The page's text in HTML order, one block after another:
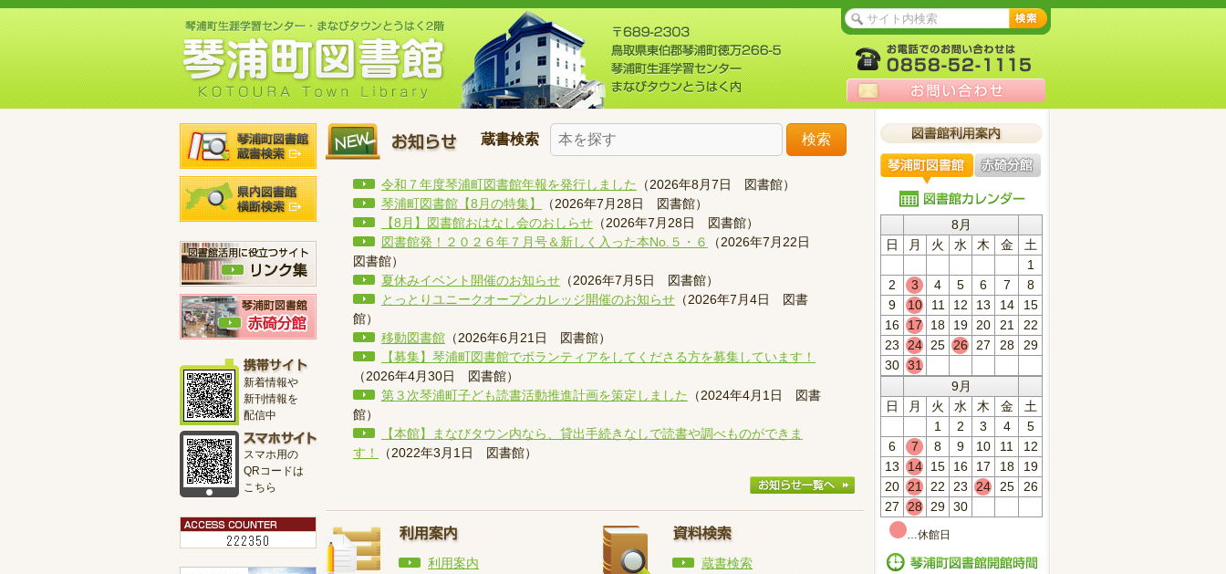
新着情報や
新刊情報を
配信中
スマホ用の
QRコードは
こちら
蔵書検索 検索
令和７年度琴浦町図書館年報を発行しました （2026年8月7日 図書館）
琴浦町図書館【8月の特集】
（2026年7月28日 図書館）
【8月】図書館おはなし会のおしらせ （2026年7月28日 図書館）
図書館発！２０２６年７月号＆新しく入った本No.５・６
（2026年7月22日
図書館）
夏休みイベント開催のお知らせ （2026年7月5日 図書館）
とっとりユニークオープンカレッジ開催のお知らせ （2026年7月4日
図書
館）
移動図書館 （2026年6月21日 図書館）
【募集】琴浦町図書館でボランティアをしてくださる方を募集しています！
（2026年4月30日 図書館）
第３次琴浦町子ども読書活動推進計画を策定しました
（2024年4月1日
図書
館）
【本館】まなびタウン内なら、貸出手続きなしで読書や調べものができま
す！
（2022年3月1日 図書館）
利用案内
蔵書検索
8月
日
月 火 水 木 金
土
1
2
3 4 5 6 7
8
9
10 11 12 13 14
15
16 17 18 19 20 21
22
23
24 25 26 27 28
29
30 31
9月
日
月 火 水 木 金
土
1
2 3 4
5
6
7 8 9 10 11
12
13
14 15 16 17 18
19
20 21 22 23 24 25
26
27
28 29 30
…休館日